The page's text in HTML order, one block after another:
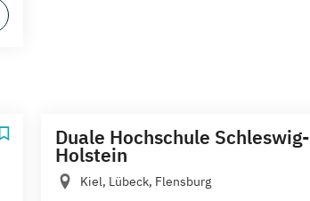
Duale Hochschule Schleswig-
Holstein
Kiel, Lübeck, Flensburg